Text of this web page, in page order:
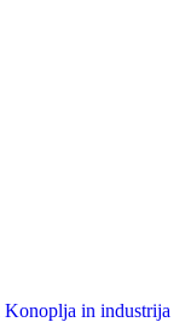
Konoplja in industrija